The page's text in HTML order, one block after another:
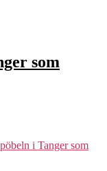
som
i Tanger som